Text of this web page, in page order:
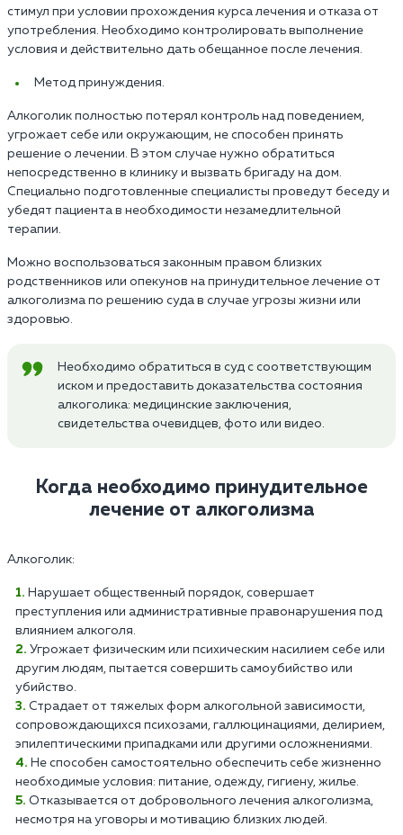
стимул при условии прохождения курса лечения и отказа от
употребления. Необходимо контролировать выполнение
условия и действительно дать обещанное после лечения.
Метод принуждения.
Алкоголик полностью потерял контроль над поведением,
угрожает себе или окружающим, не способен принять
решение о лечении. В этом случае нужно обратиться
непосредственно в клинику и вызвать бригаду на дом.
Специально подготовленные специалисты проведут беседу и
убедят пациента в необходимости незамедлительной
терапии.
Можно воспользоваться законным правом близких
родственников или опекунов на принудительное лечение от
алкоголизма по решению суда в случае угрозы жизни или
здоровью.
Необходимо обратиться в суд с соответствующим
иском и предоставить доказательства состояния
алкоголика: медицинские заключения,
свидетельства очевидцев, фото или видео.
Когда необходимо принудительное
лечение от алкоголизма
Алкоголик:
Нарушает общественный порядок, совершает
преступления или административные правонарушения под
влиянием алкоголя.
Угрожает физическим или психическим насилием себе или
другим людям, пытается совершить самоубийство или
убийство.
Страдает от тяжелых форм алкогольной зависимости,
сопровождающихся психозами, галлюцинациями, делирием,
эпилептическими припадками или другими осложнениями.
Не способен самостоятельно обеспечить себе жизненно
необходимые условия: питание, одежду, гигиену, жилье.
Отказывается от добровольного лечения алкоголизма,
несмотря на уговоры и мотивацию близких людей.